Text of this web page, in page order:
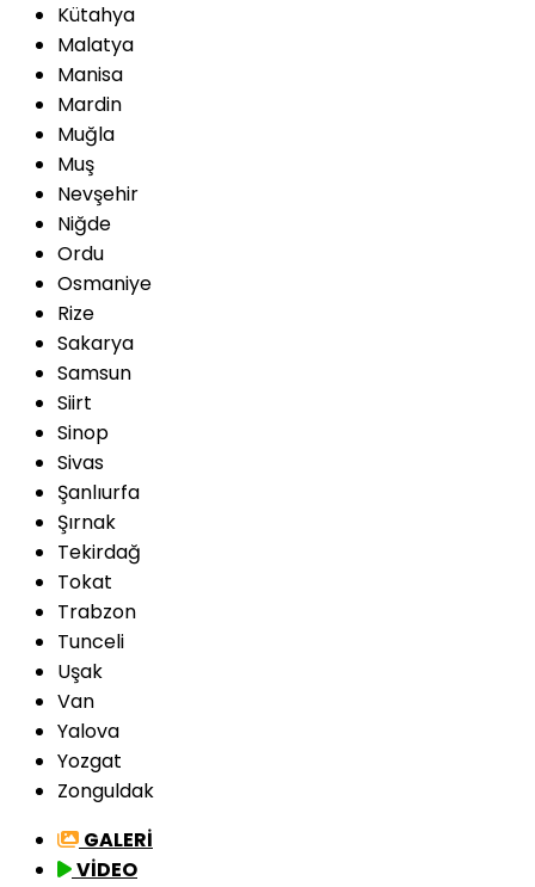
Kütahya
Malatya
Manisa
Mardin
Muğla
Muş
Nevşehir
Niğde
Ordu
Osmaniye
Rize
Sakarya
Samsun
Siirt
Sinop
Sivas
Şanlıurfa
Şırnak
Tekirdağ
Tokat
Trabzon
Tunceli
Uşak
Van
Yalova
Yozgat
Zonguldak
GALERİ
VİDEO